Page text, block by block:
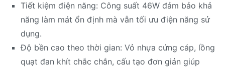
Tiết kiệm điện năng: Công suất 46W đảm bảo khả
năng làm mát ổn định mà vẫn tối ưu điện năng sử
dụng.
Độ bền cao theo thời gian: Vỏ nhựa cứng cáp, lồng
quạt đan khít chắc chắn, cấu tạo đơn giản giúp